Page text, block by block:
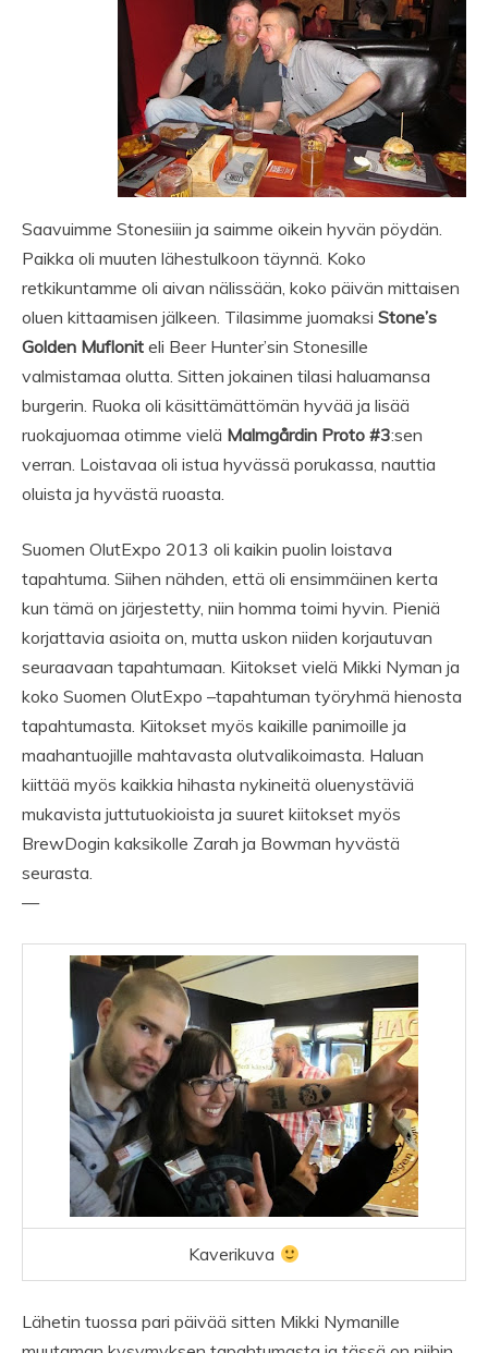
Saavuimme Stonesiiin ja saimme oikein hyvän pöydän.
Paikka oli muuten lähestulkoon täynnä. Koko
retkikuntamme oli aivan nälissään, koko päivän mittaisen
oluen kittaamisen jälkeen. Tilasimme juomaksi Stone’s
Golden Muflonit eli Beer Hunter’sin Stonesille
valmistamaa olutta. Sitten jokainen tilasi haluamansa
burgerin. Ruoka oli käsittämättömän hyvää ja lisää
ruokajuomaa otimme vielä Malmgårdin Proto #3:sen
verran. Loistavaa oli istua hyvässä porukassa, nauttia
oluista ja hyvästä ruoasta.
Suomen OlutExpo 2013 oli kaikin puolin loistava
tapahtuma. Siihen nähden, että oli ensimmäinen kerta
kun tämä on järjestetty, niin homma toimi hyvin. Pieniä
korjattavia asioita on, mutta uskon niiden korjautuvan
seuraavaan tapahtumaan. Kiitokset vielä Mikki Nyman ja
koko Suomen OlutExpo –tapahtuman työryhmä hienosta
tapahtumasta. Kiitokset myös kaikille panimoille ja
maahantuojille mahtavasta olutvalikoimasta. Haluan
kiittää myös kaikkia hihasta nykineitä oluenystäviä
mukavista juttutuokioista ja suuret kiitokset myös
BrewDogin kaksikolle Zarah ja Bowman hyvästä
seurasta.
—
Kaverikuva
Lähetin tuossa pari päivää sitten Mikki Nymanille